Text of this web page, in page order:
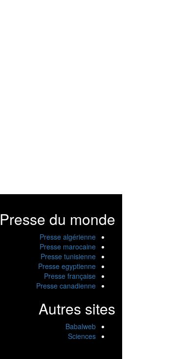
Presse du monde
Presse algérienne
Presse marocaine
Presse tunisienne
Presse egyptienne
Presse française
Presse canadienne
Autres sites
Babalweb
Sciences